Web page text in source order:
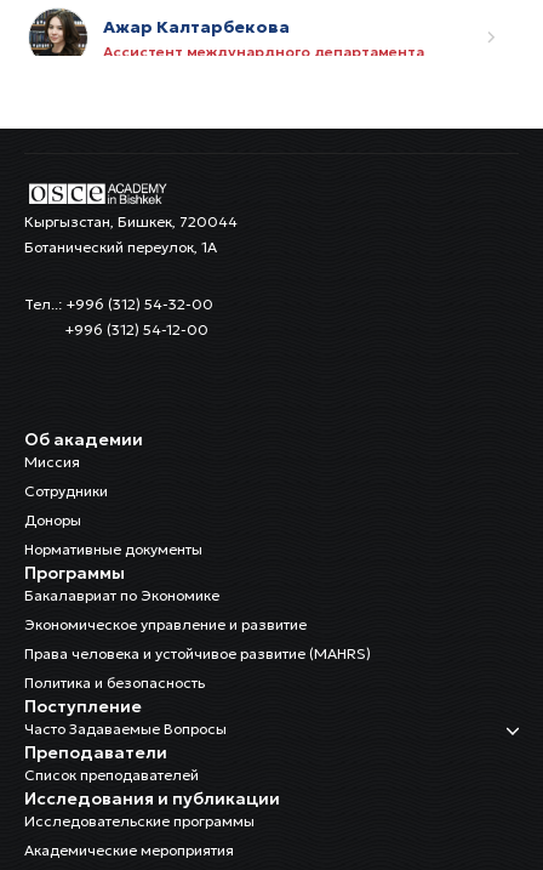
Ажар Калтарбекова
Ассистент междунардного департамента
Рысбек Курманов
Специалист по ИТ
Ассистент по закупкам
Технический персонал
Назгуль Чолпонбаева
Специалист по правам детей
Д-р Сулайманова Бурулча
Глава департамента по исследованиям и
тренингам
Кыргызстан, Бишкек, 720044
Ботанический переулок, 1А
Тел..: +996 (312) 54-32-00
+996 (312) 54-12-00
Об академии
Миссия
Сотрудники
Доноры
Нормативные документы
Программы
Бакалавриат по Экономике
Экономическое управление и развитие
Права человека и устойчивое развитие (MAHRS)
Политика и безопасность
Поступление
Часто Задаваемые Вопросы
Преподаватели
Список преподавателей
Исследования и публикации
Исследовательские программы
Академические мероприятия